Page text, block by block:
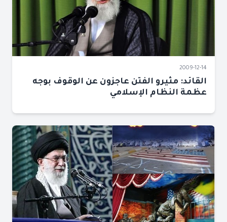
2009-12-14
القائد: مثيرو الفتن عاجزون عن الوقوف بوجه
عظمة النظام الإسلامي